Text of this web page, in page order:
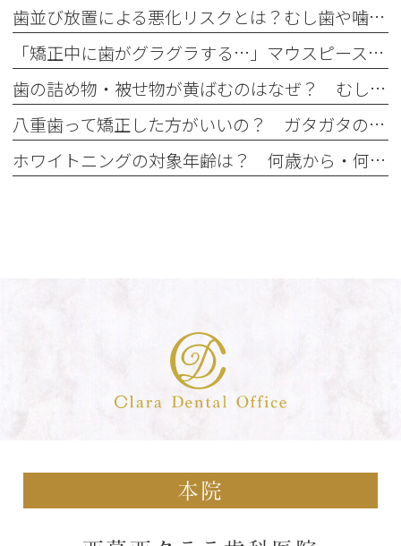
歯並び放置による悪化リスクとは？むし歯や噛み合わせへの影響を解説
「矯正中に歯がグラグラする…」マウスピース矯正中のぐらつきの原因と注意点
歯の詰め物・被せ物が黄ばむのはなぜ？ むし歯治療後に起こる経年劣化
八重歯って矯正した方がいいの？ ガタガタの歯並びはマウスピース矯正で治せる？
ホワイトニングの対象年齢は？ 何歳から・何歳でもできるの？
本院